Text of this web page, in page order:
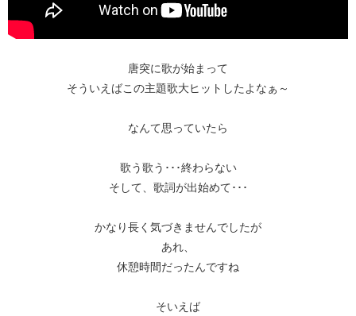
唐突に歌が始まって
そういえばこの主題歌大ヒットしたよなぁ～
なんて思っていたら
歌う歌う･･･終わらない
そして、歌詞が出始めて･･･
かなり長く気づきませんでしたが
あれ、
休憩時間だったんですね​
そいえば